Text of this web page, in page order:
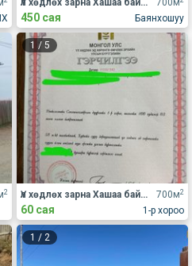
700м
Баянхошуу
Үл хөдлөх зарна Хашаа байшин
450 сая
2
1 / 5
700м2
1-р хороо
Үл хөдлөх зарна Хашаа байшин
60 сая
1 / 2